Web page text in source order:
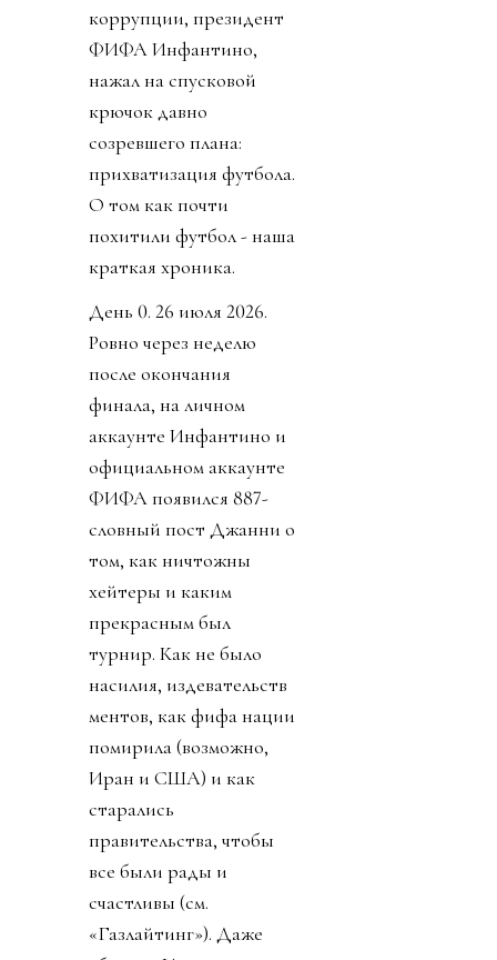
коррупции, президент
ФИФА Инфантино,
нажал на спусковой
крючок давно
созревшего плана:
прихватизация футбола.
О том как почти
похитили футбол - наша
краткая хроника.
День 0. 26 июля 2026.
Ровно через неделю
после окончания
финала, на личном
аккаунте Инфантино и
официальном аккаунте
ФИФА появился 887-
словный пост Джанни о
том, как ничтожны
хейтеры и каким
прекрасным был
турнир. Как не было
насилия, издевательств
ментов, как фифа нации
помирила (возможно,
Иран и США) и как
старались
правительства, чтобы
все были рады и
счастливы (см.
«Газлайтинг»). Даже